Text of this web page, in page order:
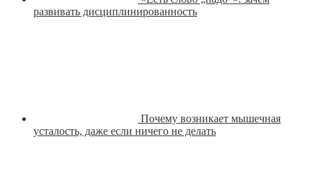
развивать дисциплинированность
Почему возникает мышечная
усталость, даже если ничего не делать